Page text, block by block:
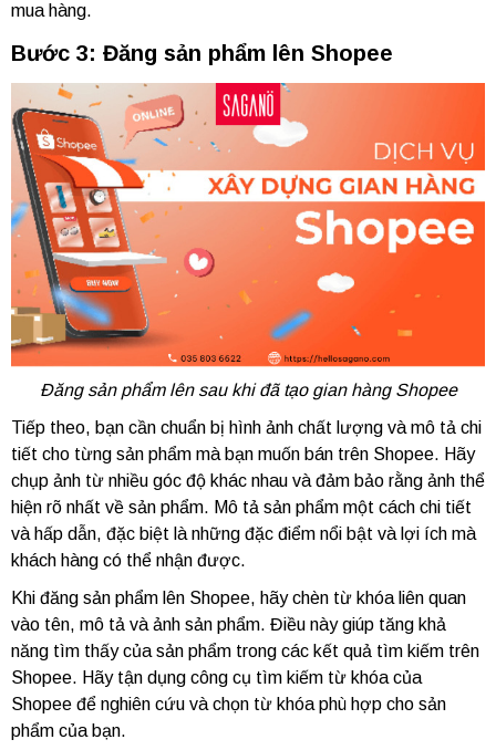
mua hàng.
Bước 3: Đăng sản phẩm lên Shopee
Đăng sản phẩm lên sau khi đã tạo gian hàng Shopee
Tiếp theo, bạn cần chuẩn bị hình ảnh chất lượng và mô tả chi
tiết cho từng sản phẩm mà bạn muốn bán trên Shopee. Hãy
chụp ảnh từ nhiều góc độ khác nhau và đảm bảo rằng ảnh thể
hiện rõ nhất về sản phẩm. Mô tả sản phẩm một cách chi tiết
và hấp dẫn, đặc biệt là những đặc điểm nổi bật và lợi ích mà
khách hàng có thể nhận được.
Khi đăng sản phẩm lên Shopee, hãy chèn từ khóa liên quan
vào tên, mô tả và ảnh sản phẩm. Điều này giúp tăng khả
năng tìm thấy của sản phẩm trong các kết quả tìm kiếm trên
Shopee. Hãy tận dụng công cụ tìm kiếm từ khóa của
Shopee để nghiên cứu và chọn từ khóa phù hợp cho sản
phẩm của bạn.